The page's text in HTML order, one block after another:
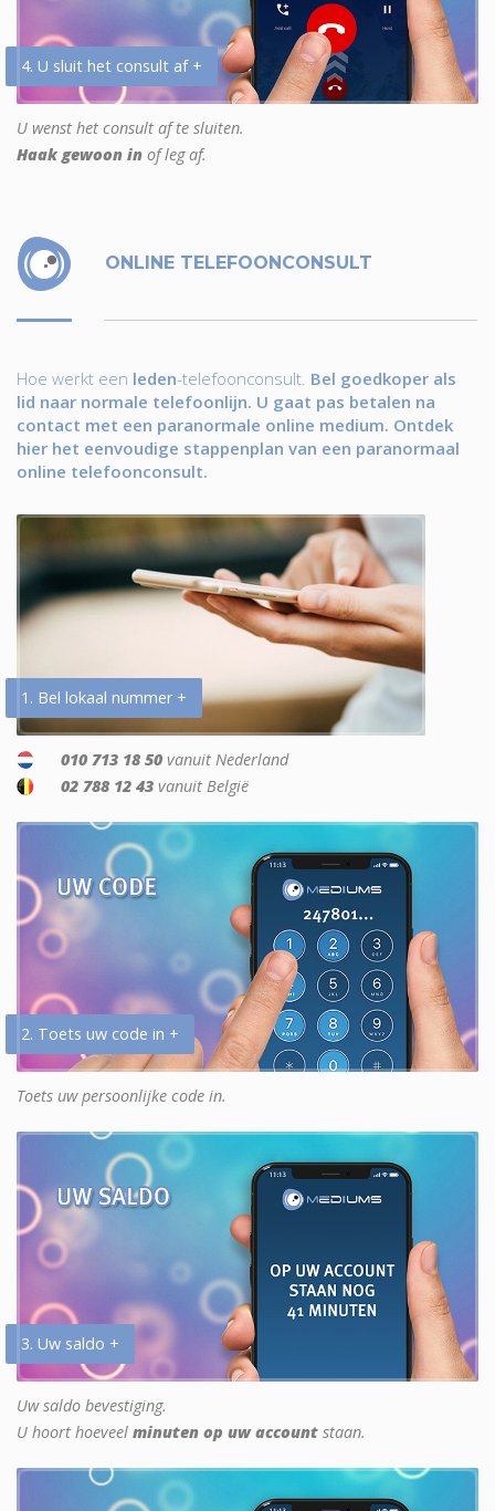
4. U sluit het consult af +
U wenst het consult af te sluiten.
Haak gewoon in of leg af.
ONLINE TELEFOONCONSULT
Hoe werkt een leden-telefoonconsult. Bel goedkoper als
lid naar normale telefoonlijn. U gaat pas betalen na
contact met een paranormale online medium. Ontdek
hier het eenvoudige stappenplan van een paranormaal
online telefoonconsult.
1. Bel lokaal nummer +
010 713 18 50 vanuit Nederland
02 788 12 43 vanuit België
2. Toets uw code in +
Toets uw persoonlijke code in.
3. Uw saldo +
Uw saldo bevestiging.
U hoort hoeveel minuten op uw account staan.